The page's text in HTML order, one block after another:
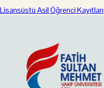
Lisansüstü Asil Öğrenci Kayıtları